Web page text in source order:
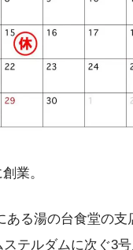
業。
ある湯の台食堂の支
テルダムに次ぐ3号